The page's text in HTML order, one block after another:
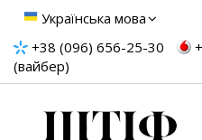
Українська мова
+38 (096) 656-25-30
(вайбер)